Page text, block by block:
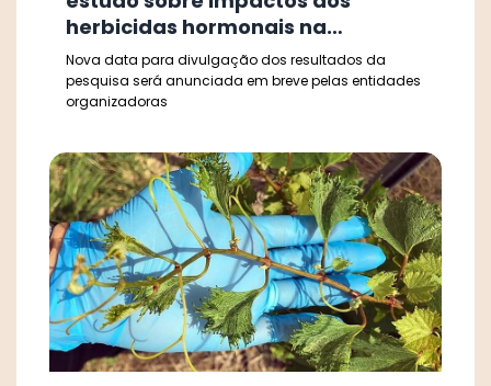
herbicidas hormonais na
viticultura gaúcha será
remarcada
Nova data para divulgação dos resultados da
pesquisa será anunciada em breve pelas entidades
organizadoras